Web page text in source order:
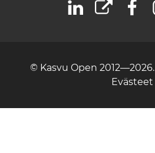
LinkedIn
X
© Kasvu Open 2012—2026.
Evästeet